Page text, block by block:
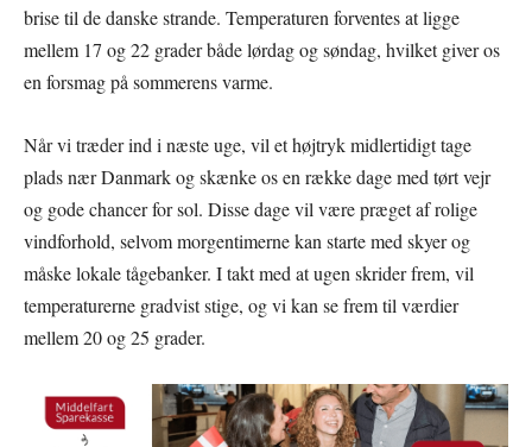
brise til de danske strande. Temperaturen forventes at ligge
mellem 17 og 22 grader både lørdag og søndag, hvilket giver os
en forsmag på sommerens varme.
Når vi træder ind i næste uge, vil et højtryk midlertidigt tage
plads nær Danmark og skænke os en række dage med tørt vejr
og gode chancer for sol. Disse dage vil være præget af rolige
vindforhold, selvom morgentimerne kan starte med skyer og
måske lokale tågebanker. I takt med at ugen skrider frem, vil
temperaturerne gradvist stige, og vi kan se frem til værdier
mellem 20 og 25 grader.